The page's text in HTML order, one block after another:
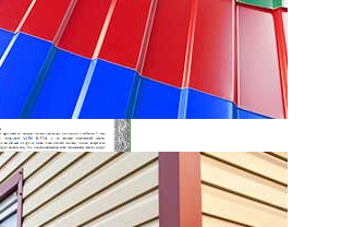
происхождении